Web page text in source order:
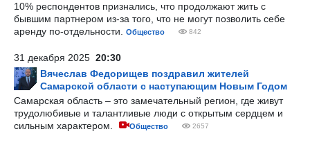
10% респондентов признались, что продолжают жить с
бывшим партнером из-за того, что не могут позволить себе
аренду по-отдельности.
Общество 842
31 декабря 2025 20:30
Вячеслав Федорищев поздравил жителей
Самарской области с наступающим Новым Годом
Самарская область – это замечательный регион, где живут
трудолюбивые и талантливые люди с открытым сердцем и
сильным характером.
Общество 2657